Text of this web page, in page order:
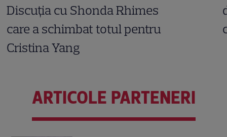
Discuția cu Shonda Rhimes
care a schimbat totul pentru
Cristina Yang
ARTICOLE PARTENERI